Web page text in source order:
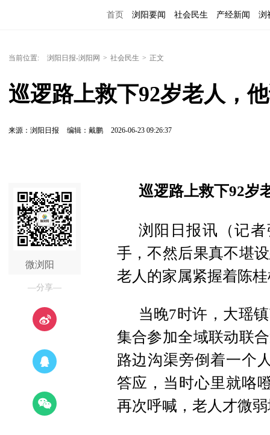
首页 浏阳要闻 社会民生 产经新闻 浏
当前位置: 浏阳日报-浏阳网 > 社会民生 > 正文
巡逻路上救下92岁老人，
来源：浏阳日报 编辑：戴鹏 2026-06-23 09:26:37
微浏阳
—分享—
巡逻路上救下92岁
浏阳日报讯（记
手，不然后果真不堪
老人的家属紧握着陈
当晚7时许，大瑶
集合参加全域联动联
路边沟渠旁倒着一个
答应，当时心里就咯
再次呼喊，老人才微